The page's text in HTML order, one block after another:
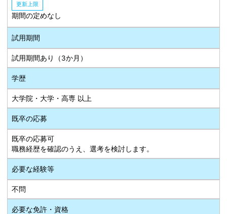
更新上限
期間の定めなし
試用期間
試用期間あり（3か月）
学歴
大学院・大学・高専 以上
既卒の応募
既卒の応募可
職務経歴を確認のうえ、選考を検討します。
必要な経験等
不問
必要な免許・資格